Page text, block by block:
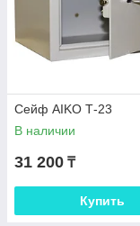
Сейф AIKO Т-23
В наличии
31 200 ₸
Купить